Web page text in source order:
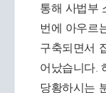
통해 사법부
번에 아우르
구축되면서
어났습니다.
당황하시는